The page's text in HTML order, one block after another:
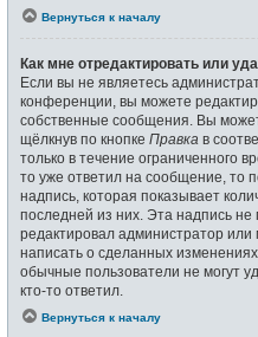
Вернуться к началу
Как мне отредактировать или
Если вы не являетесь
конференции, вы можете
собственные сообщения. Вы
щёлкнув по кнопке Правка в
только в течение ограниченного
то уже ответил на сообщение, то
надпись, которая показывает
последней из них. Эта надпись
редактировал администратор или
написать о сделанных
обычные пользователи не могут
кто-то ответил.
Вернуться к началу